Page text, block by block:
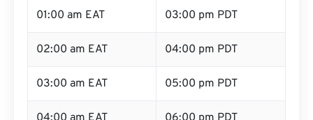
01:00 am EAT 03:00 pm PDT
02:00 am EAT 04:00 pm PDT
03:00 am EAT 05:00 pm PDT